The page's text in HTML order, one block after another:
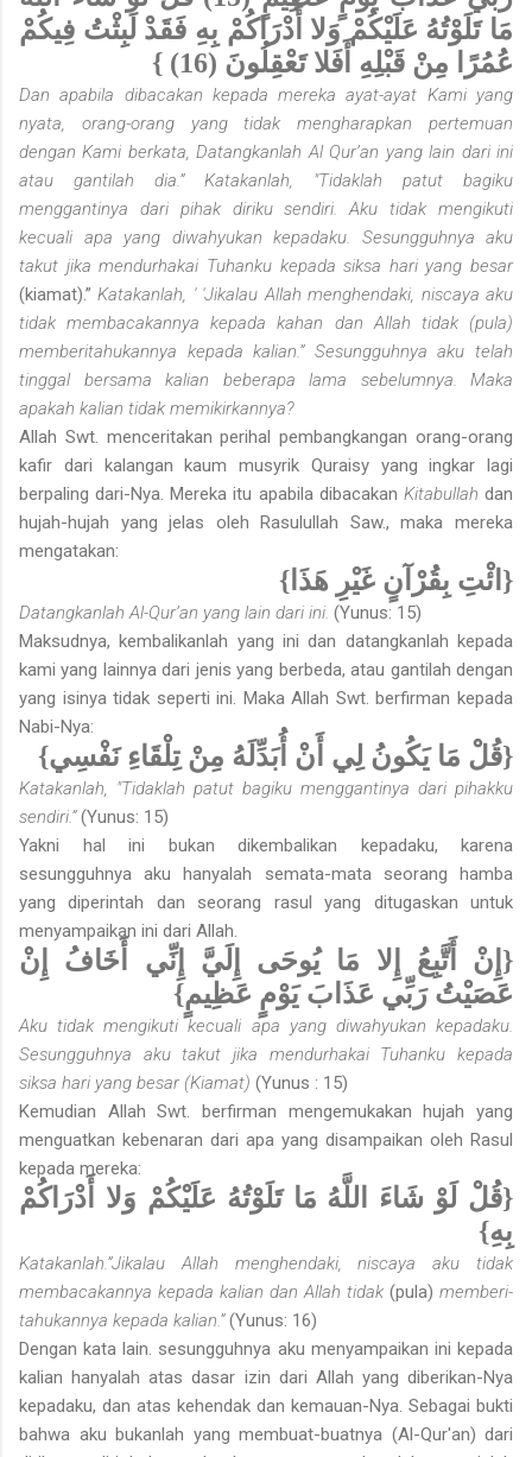
مَا تَلَوْتُهُ عَلَيْكُمْ وَلا أَدْرَاكُمْ بِهِ فَقَدْ لَبِثْتُ فِيكُمْ
عُمُرًا مِنْ قَبْلِهِ أَفَلا تَعْقِلُونَ (16) }
Dan apabila dibacakan kepada mereka ayat-ayat Kami yang
nyata, orang-orang yang tidak mengharapkan pertemuan
dengan Kami berkata, Datangkanlah Al Qur’an yang lain dari ini
atau gantilah dia.” Katakanlah, "Tidaklah patut bagiku
menggantinya dari pihak diriku sendiri. Aku tidak mengikuti
kecuali apa yang diwahyukan kepadaku. Sesungguhnya aku
takut jika mendurhakai Tuhanku kepada siksa hari yang besar
(kiamat).”Katakanlah, ' 'Jikalau Allah menghendaki, niscaya aku
tidak membacakannya kepada kahan dan Allah tidak (pula)
memberitahukannya kepada kalian.” Sesungguh­nya aku telah
tinggal bersama kalian beberapa lama sebelumnya. Maka
apakah kalian tidak memikirkannya?
Allah Swt. menceritakan perihal pembangkangan orang-orang
kafir dari kalangan kaum musyrik Quraisy yang ingkar lagi
berpaling dari-Nya. Mereka itu apabila dibacakan Kitabullahdan
hujah-hujah yang jelas oleh Rasulullah Saw., maka mereka
mengatakan:
{ائْتِ بِقُرْآنٍ غَيْرِ هَذَا}
Datangkanlah Al-Qur’an yang lain dari ini. (Yunus: 15)
Maksudnya, kembalikanlah yang ini dan datangkanlah kepada
kami yang lainnya dari jenis yang berbeda, atau gantilah dengan
yang isinya tidak seperti ini. Maka Allah Swt. berfirman kepada
Nabi-Nya:
{قُلْ مَا يَكُونُ لِي أَنْ أُبَدِّلَهُ مِنْ تِلْقَاءِ نَفْسِي}
Katakanlah, "Tidaklah patut bagiku menggantinya dari pihakku
sendiri.”(Yunus: 15)
Yakni hal ini bukan dikembalikan kepadaku, karena
sesungguhnya aku hanyalah semata-mata seorang hamba
yang diperintah dan seorang rasul yang ditugaskan untuk
menyampaikan ini dari Allah.
{إِنْ أَتَّبِعُ إِلا مَا يُوحَى إِلَيَّ إِنِّي أَخَافُ إِنْ
عَصَيْتُ رَبِّي عَذَابَ يَوْمٍ عَظِيمٍ}
Aku tidak mengikuti kecuali apa yang diwahyukan kepadaku.
Sesungguhnya aku takut jika mendurhakai Tuhanku kepada
siksa hari yang besar (Kiamat) (Yunus : 15)
Kemudian Allah Swt. berfirman mengemukakan hujah yang
menguatkan kebenaran dari apa yang disampaikan oleh Rasul
kepada mereka:
{قُلْ لَوْ شَاءَ اللَّهُ مَا تَلَوْتُهُ عَلَيْكُمْ وَلا أَدْرَاكُمْ
بِهِ}
Katakanlah.”Jikalau Allah menghendaki, niscaya aku tidak
membacakannya kepada kalian dan Allah tidak (pula) memberi­
tahukannya kepada kalian.”(Yunus: 16)
Dengan kata lain. sesungguhnya aku menyampaikan ini kepada
kalian hanyalah atas dasar izin dari Allah yang diberikan-Nya
kepadaku, dan atas kehendak dan kemauan-Nya. Sebagai bukti
bahwa aku bukanlah yang membuat-buatnya (Al-Qur'an) dari